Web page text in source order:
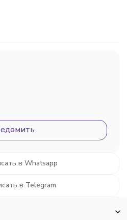
в Whatsapp
в Telegram